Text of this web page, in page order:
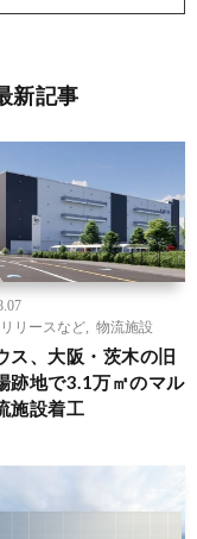
新記事
リースなど
物流施設
ス、大阪・茨木の旧
跡地で3.1万㎡のマル
施設着工